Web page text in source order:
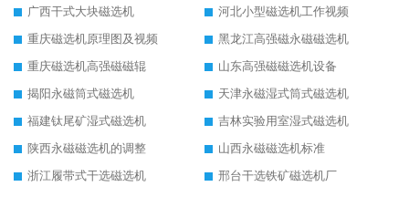
广西干式大块磁选机
河北小型磁选机工作视频
重庆磁选机原理图及视频
黑龙江高强磁永磁磁选机
重庆磁选机高强磁磁辊
山东高强磁磁选机设备
揭阳永磁筒式磁选机
天津永磁湿式筒式磁选机
福建钛尾矿湿式磁选机
吉林实验用室湿式磁选机
陕西永磁磁选机的调整
山西永磁磁选机标准
浙江履带式干选磁选机
邢台干选铁矿磁选机厂